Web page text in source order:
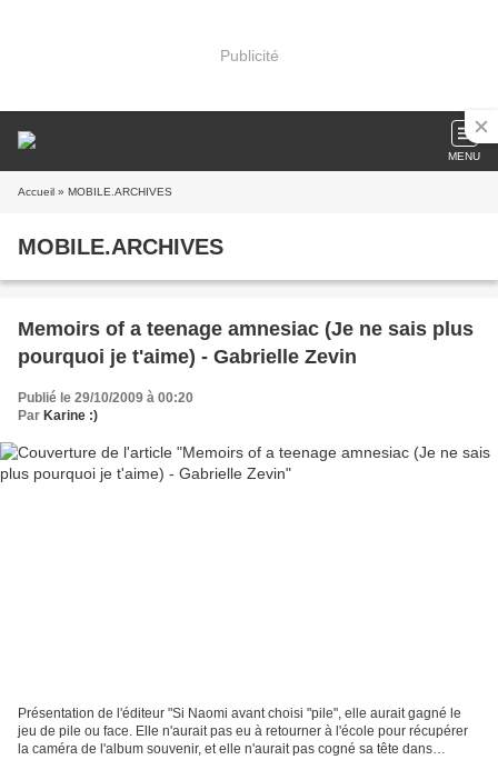
Publicité
MENU
Accueil » MOBILE.ARCHIVES
MOBILE.ARCHIVES
Memoirs of a teenage amnesiac (Je ne sais plus
pourquoi je t'aime) - Gabrielle Zevin
Publié le 29/10/2009 à 00:20
Par Karine :)
Présentation de l'éditeur "Si Naomi avant choisi "pile", elle aurait gagné le
jeu de pile ou face. Elle n'aurait pas eu à retourner à l'école pour récupérer
la caméra de l'album souvenir, et elle n'aurait pas cogné sa tête dans